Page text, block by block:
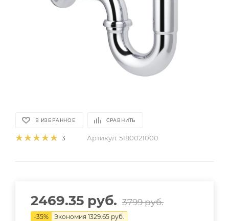
В ИЗБРАННОЕ СРАВНИТЬ
3 Артикул: 5180021000
2469.35 руб. 3799руб.
-35% Экономия 1329.65 руб.